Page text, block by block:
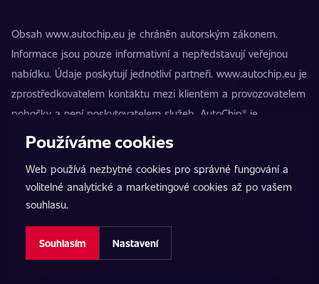
Obsah www.autochip.eu je chráněn autorským zákonem.
Informace jsou pouze informativní a nepředstavují veřejnou
nabídku. Údaje poskytují jednotliví partneři. www.autochip.eu je
zprostředkovatelem kontaktu mezi klientem a provozovatelem
pobočky a není poskytovatelem služeb. AutoChip® je
registrovaná ochranná známka Petra Kučery. Úpravy, které
nezpůsobilosti vozidla k provozu na pozemních komunikacích.
Přesné informace poskytuje vždy konkrétní provozovatel
pobočky.
Nastavení cookies
Používáme cookies
Web používá nezbytné cookies pro správné fungování a
volitelné analytické a marketingové cookies až po vašem
souhlasu.
Souhlasím Nastavení